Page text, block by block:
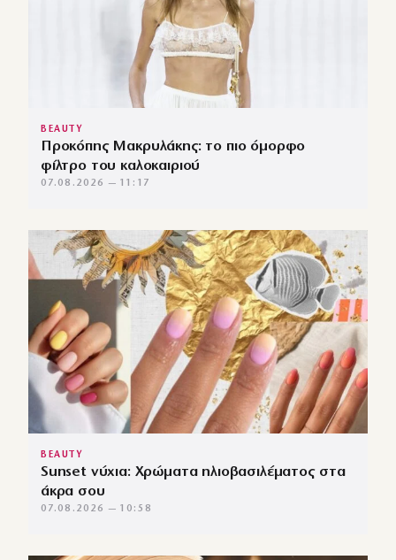
BEAUTY
Προκόπης Μακρυλάκης: το πιο όμορφο
φίλτρο του καλοκαιριού
07.08.2026 — 11:17
BEAUTY
Sunset νύχια: Χρώματα ηλιοβασιλέματος στα
άκρα σου
07.08.2026 — 10:58